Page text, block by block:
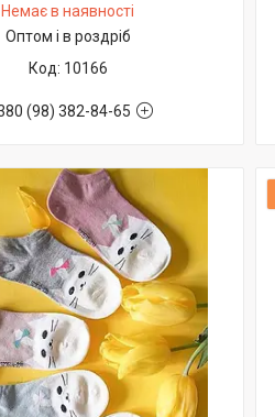
Немає в наявності
Оптом і в роздріб
10166
(98) 382-84-65